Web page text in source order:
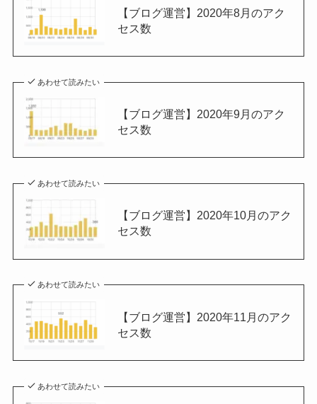
【ブログ運営】2020年8月のアク
セス数
あわせて読みたい
【ブログ運営】2020年9月のアク
セス数
あわせて読みたい
【ブログ運営】2020年10月のアク
セス数
あわせて読みたい
【ブログ運営】2020年11月のアク
セス数
あわせて読みたい